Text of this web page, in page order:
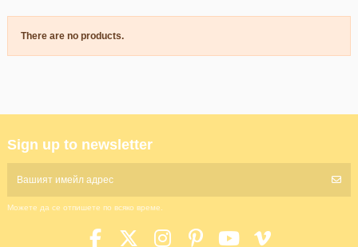
There are no products.
Sign up to newsletter
Можете да се отпишете по всяко време.